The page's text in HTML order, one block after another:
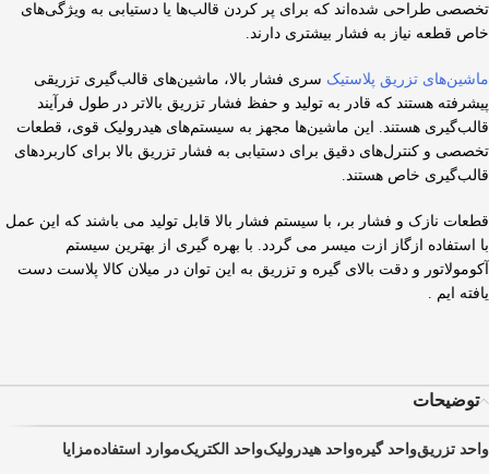
تخصصی طراحی شده‌اند که برای پر کردن قالب‌ها یا دستیابی به ویژگی‌های
خاص قطعه نیاز به فشار بیشتری دارند.
ماشین‌های تزریق پلاستیک سری فشار بالا، ماشین‌های قالب‌گیری تزریقی
پیشرفته هستند که قادر به تولید و حفظ فشار تزریق بالاتر در طول فرآیند
قالب‌گیری هستند. این ماشین‌ها مجهز به سیستم‌های هیدرولیک قوی، قطعات
تخصصی و کنترل‌های دقیق برای دستیابی به فشار تزریق بالا برای کاربردهای
قالب‌گیری خاص هستند.
قطعات نازک و فشار بر، با سیستم فشار بالا قابل تولید می باشند که این عمل
با استفاده ازگاز ازت میسر می گردد. با بهره گیری از بهترین سیستم
آکومولاتور و دقت بالای گیره و تزریق به این توان در میلان کالا پلاست دست
یافته ایم .
توضیحات
واحد تزریقواحد گیرهواحد هیدرولیکواحد الکتریکموارد استفادهمزایا